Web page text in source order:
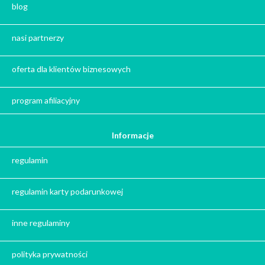
Zima
Herbata - podziękowanie dla gości
Ile gram ma łyżeczka do herbaty?
Prezent na święta
Prezent dla chłopaka na święta
blog
nasi partnerzy
oferta dla klientów biznesowych
program afiliacyjny
Informacje
regulamin
regulamin karty podarunkowej
inne regulaminy
polityka prywatności